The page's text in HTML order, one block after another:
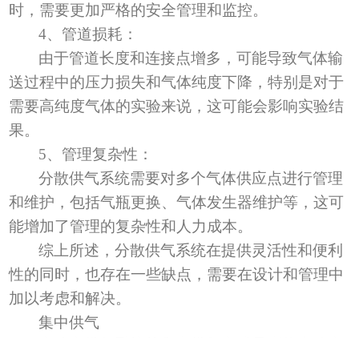
时，需要更加严格的安全管理和监控。
4、管道损耗：
由于管道长度和连接点增多，可能导致气体输
送过程中的压力损失和气体纯度下降，特别是对于
需要高纯度气体的实验来说，这可能会影响实验结
果。
5、管理复杂性：
分散供气系统需要对多个气体供应点进行管理
和维护，包括气瓶更换、气体发生器维护等，这可
能增加了管理的复杂性和人力成本。
综上所述，分散供气系统在提供灵活性和便利
性的同时，也存在一些缺点，需要在设计和管理中
加以考虑和解决。
集中供气